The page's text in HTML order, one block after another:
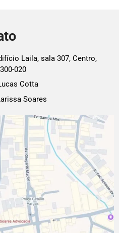
Laila, sala 307, Centro,
020
Cotta
Soares